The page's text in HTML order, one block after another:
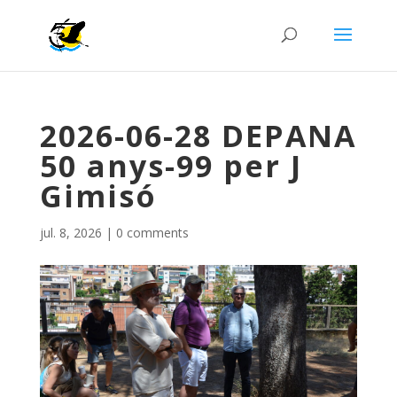
2026-06-28 DEPANA
50 anys-99 per J
Gimisó
jul. 8, 2026 | 0 comments